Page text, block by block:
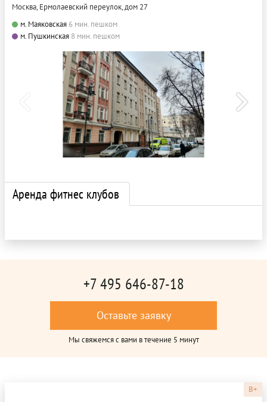
Москва, Ермолаевский переулок, дом 27
м. Маяковская 6 мин. пешком
м. Пушкинская 8 мин. пешком
Аренда фитнес клубов
+7 495 646-87-18
Оставьте заявку
Мы свяжемся с вами в течение 5 минут
B+